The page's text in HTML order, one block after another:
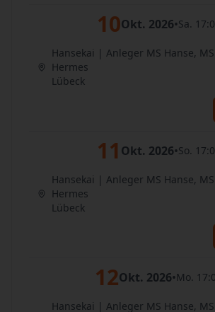
10Okt. 2026•Sa.
Hansekai | Anleger MS Hanse,
Hermes
Lübeck
11 Okt. 2026•So.
Hansekai | Anleger MS Hanse,
Hermes
Lübeck
12Okt. 2026•Mo.
Hansekai | Anleger MS Hanse,